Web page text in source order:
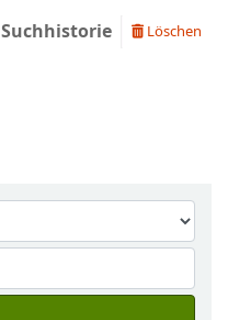
Suchhistorie Löschen